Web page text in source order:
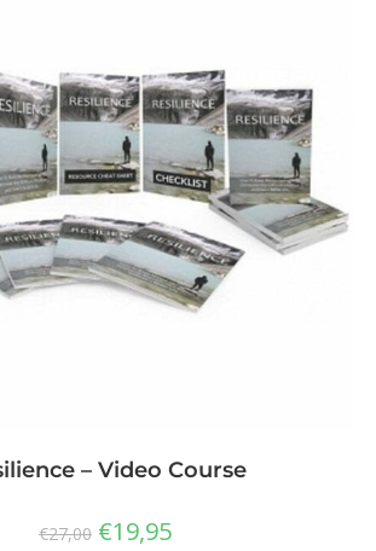
– Video Course
€27,00 €19,95